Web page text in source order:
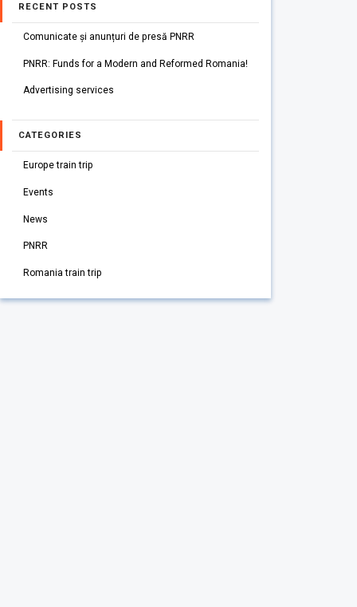
RECENT POSTS
Comunicate și anunțuri de presă PNRR
PNRR: Funds for a Modern and Reformed Romania!
Advertising services
CATEGORIES
Europe train trip
Events
News
PNRR
Romania train trip